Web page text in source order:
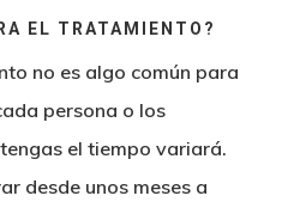
EL TRATAMIENTO?
no es algo común para
persona o los
el tiempo variará.
desde unos meses a